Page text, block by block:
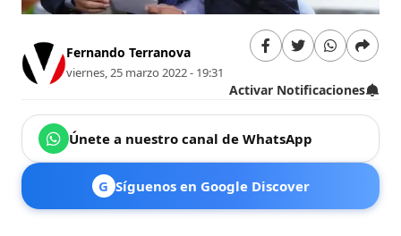
Fernando Terranova
viernes, 25 marzo 2022 - 19:31
Activar Notificaciones
Únete a nuestro canal de WhatsApp
G Síguenos en Google Discover